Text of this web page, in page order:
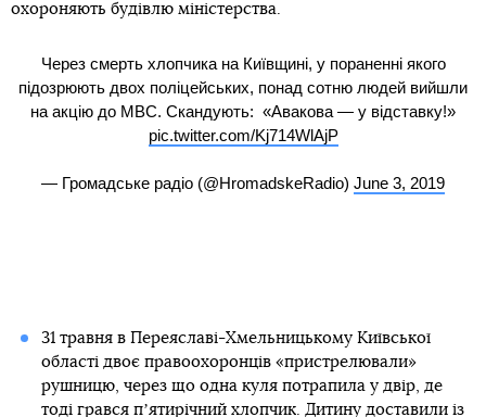
охороняють будівлю міністерства.
Через смерть хлопчика на Київщині, у пораненні якого
підозрюють двох поліцейських, понад сотню людей вийшли
на акцію до МВС. Скандують: «Авакова — у відставку!»
pic.twitter.com/Kj714WlAjP
— Громадське радіо (@HromadskeRadio) June 3, 2019
31 травня в Переяславі-Хмельницькому Київської
області двоє правоохоронців «пристрелювали»
рушницю, через що одна куля потрапила у двір, де
тоді грався пʼятирічний хлопчик. Дитину доставили із